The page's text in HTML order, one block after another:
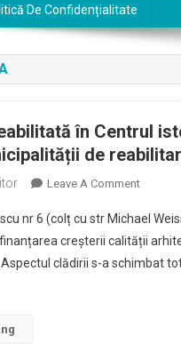
De Confidențialitate
în Centrul
de
Leave A CommentOn
O
Fațadă
nr 6 (colț cu str Michael
creșterii calității
clădirii s-a schimbat